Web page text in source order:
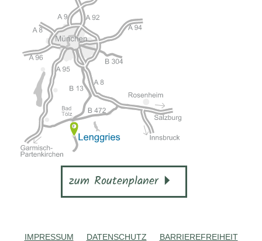
zum Routenplaner
IMPRESSUM DATENSCHUTZ BARRIEREFREIHEIT